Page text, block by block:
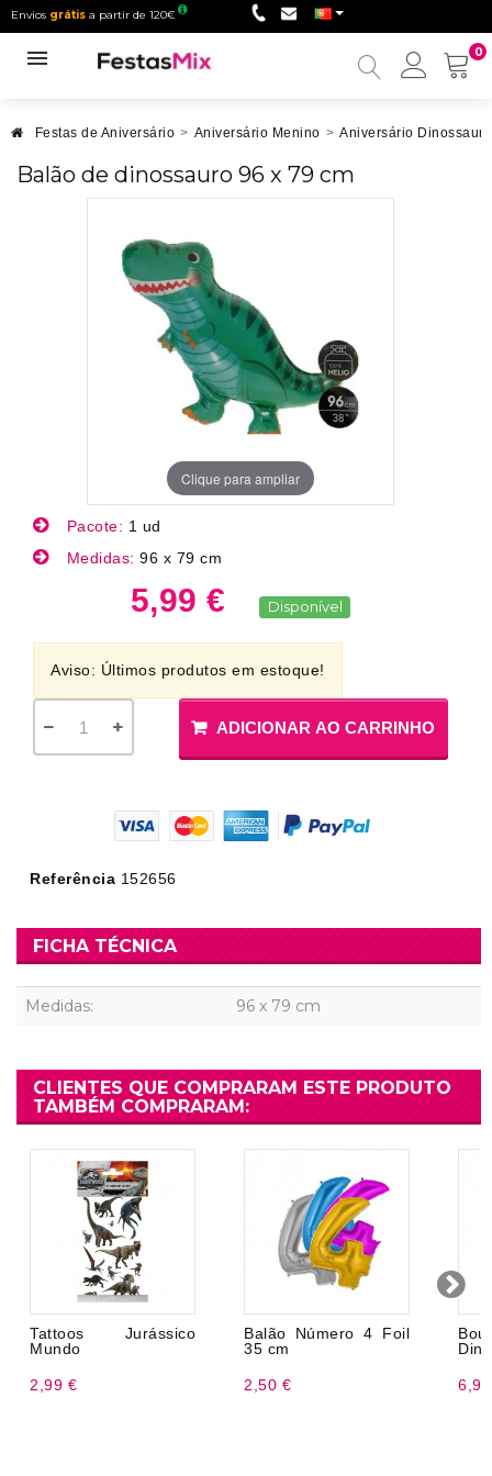
Envios grátis a partir de 120€
0
Minha
Festas de Aniversário > Aniversário Menino > Aniversário Dinossauro
Balão de dinossauro 96 x 79 cm
Clique para ampliar
Pacote: 1 ud
Medidas: 96 x 79 cm
5,99 € Disponível
Aviso: Últimos produtos em estoque!
ADICIONAR AO CARRINHO
Referência 152656
FICHA TÉCNICA
Medidas: 96 x 79 cm
CLIENTES QUE COMPRARAM ESTE PRODUTO
TAMBÉM COMPRARAM:
Tattoos Jurássico
Mundo
2,99 €
Balão Número 4 Foil
35 cm
2,50 €